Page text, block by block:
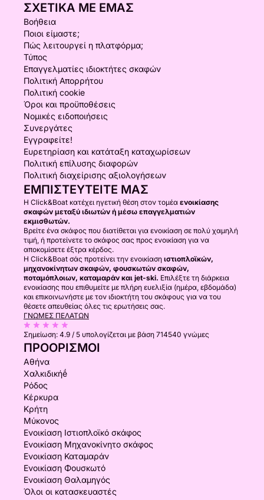
ΣΧΕΤΙΚΆ ΜΕ ΕΜΆΣ
Βοήθεια
Ποιοι είμαστε;
Πώς λειτουργεί η πλατφόρμα;
Τύπος
Επαγγελματίες ιδιοκτήτες σκαφών
Πολιτική Απορρήτου
Πολιτική cookie
Όροι και προϋποθέσεις
Νομικές ειδοποιήσεις
Συνεργάτες
Εγγραφείτε!
Ευρετηρίαση και κατάταξη καταχωρίσεων
Πολιτική επίλυσης διαφορών
Πολιτική διαχείρισης αξιολογήσεων
ΕΜΠΙΣΤΕΥΤΕΊΤΕ ΜΑΣ
Η Click&Boat κατέχει ηγετική θέση στον τομέα ενοικίασης
σκαφών μεταξύ ιδιωτών ή μέσω επαγγελματιών
εκμισθωτών.
Βρείτε ένα σκάφος που διατίθεται για ενοικίαση σε πολύ χαμηλή
τιμή, ή προτείνετε το σκάφος σας προς ενοικίαση για να
αποκομίσετε έξτρα κέρδος.
Η Click&Boat σάς προτείνει την ενοικίαση ιστιοπλοϊκών,
μηχανοκίνητων σκαφών, φουσκωτών σκαφών,
ποταμόπλοιων, καταμαράν και jet-ski. Επιλέξτε τη διάρκεια
ενοικίασης που επιθυμείτε με πλήρη ευελιξία (ημέρα, εβδομάδα)
και επικοινωνήστε με τον ιδιοκτήτη του σκάφους για να του
θέσετε απευθείας όλες τις ερωτήσεις σας.
ΓΝΏΜΕΣ ΠΕΛΑΤΏΝ
Σημείωση: 4.9 / 5 υπολογίζεται με βάση 714540 γνώμες
ΠΡΟΟΡΙΣΜΟΊ
Αθήνα
Χαλκιδικήḗ
Ρόδος
Κέρκυρα
Κρήτη
Μύκονος
Ενοικίαση Ιστιοπλοϊκό σκάφος
Ενοικίαση Μηχανοκίνητο σκάφος
Ενοικίαση Καταμαράν
Ενοικίαση Φουσκωτό
Ενοικίαση Θαλαμηγός
Όλοι οι κατασκευαστές